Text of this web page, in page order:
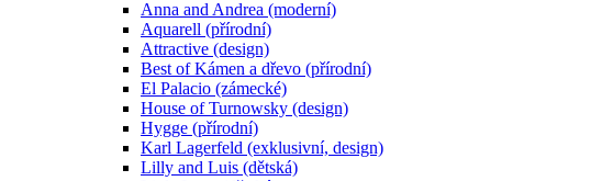
Anna and Andrea (moderní)
Aquarell (přírodní)
Attractive (design)
Best of Kámen a dřevo (přírodní)
El Palacio (zámecké)
House of Turnowsky (design)
Hygge (přírodní)
Karl Lagerfeld (exklusivní, design)
Lilly and Luis (dětská)